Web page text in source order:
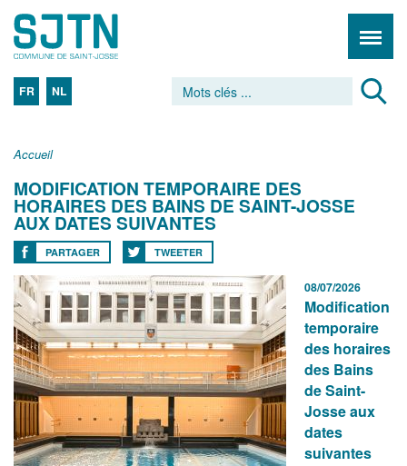
FR NL
Accueil
MODIFICATION TEMPORAIRE DES
HORAIRES DES BAINS DE SAINT-JOSSE
AUX DATES SUIVANTES
PARTAGER TWEETER
08/07/2026
Modification
temporaire
des horaires
des Bains
de Saint-
Josse aux
dates
suivantes